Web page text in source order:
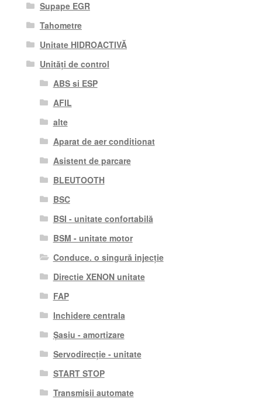
Supape EGR
Tahometre
Unitate HIDROACTIVĂ
Unități de control
ABS si ESP
AFIL
alte
Aparat de aer conditionat
Asistent de parcare
BLEUTOOTH
BSC
BSI - unitate confortabilă
BSM - unitate motor
Conduce. o singură injecție
Directie XENON unitate
FAP
Inchidere centrala
Șasiu - amortizare
Servodirecție - unitate
START STOP
Transmisii automate